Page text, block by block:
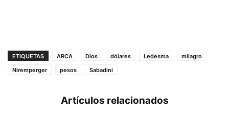
ETIQUETAS ARCA Dios dólares Ledesma
milagro
Niremperger
pesos Sabadini
Artículos relacionados